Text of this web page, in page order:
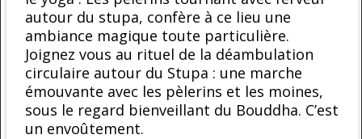
autour du stupa, confère à ce lieu une
ambiance magique toute particulière.
Joignez vous au rituel de la déambulation
circulaire autour du Stupa : une marche
émouvante avec les pèlerins et les moines,
sous le regard bienveillant du Bouddha. C’est
un envoûtement.